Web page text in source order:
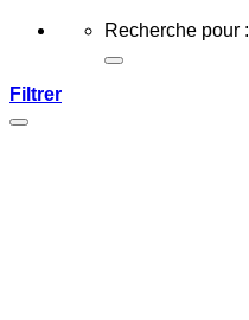
Recherche pour :
Filtrer